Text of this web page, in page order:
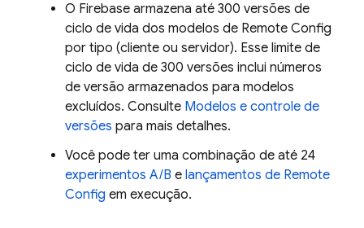
O Firebase armazena até 300 versões de
ciclo de vida dos modelos de Remote Config
por tipo (cliente ou servidor). Esse limite de
ciclo de vida de 300 versões inclui números
de versão armazenados para modelos
excluídos. Consulte Modelos e controle de
versões para mais detalhes.
Você pode ter uma combinação de até 24
experimentos A/B e lançamentos de Remote
Config em execução.